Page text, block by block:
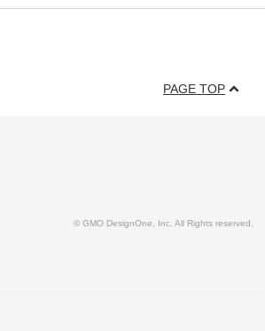
PAGE TOP
© GMO DesignOne, Inc. All Rights reserved.